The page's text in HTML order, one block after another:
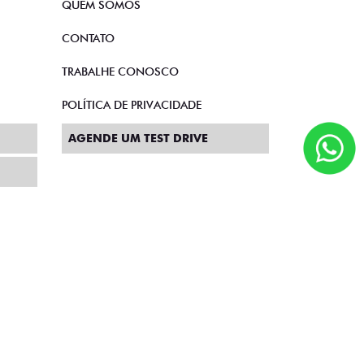
QUEM SOMOS
CONTATO
TRABALHE CONOSCO
POLÍTICA DE PRIVACIDADE
AGENDE UM TEST DRIVE